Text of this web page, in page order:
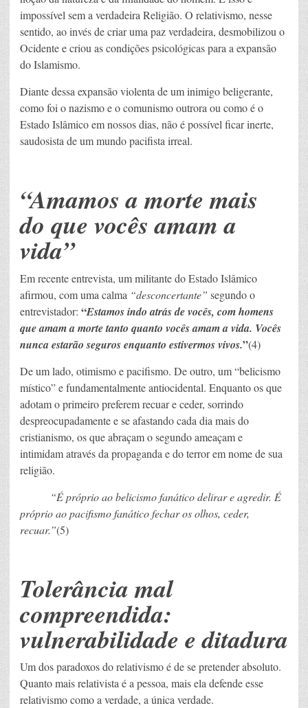
impossível sem a verdadeira Religião. O relativismo, nesse
sentido, ao invés de criar uma paz verdadeira, desmobilizou o
Ocidente e criou as condições psicológicas para a expansão
do Islamismo.
Diante dessa expansão violenta de um inimigo beligerante,
como foi o nazismo e o comunismo outrora ou como é o
Estado Islâmico em nossos dias, não é possível ficar inerte,
saudosista de um mundo pacifista irreal.
“Amamos a morte mais
do que vocês amam a
vida”
Em recente entrevista, um militante do Estado Islâmico
afirmou, com uma calma “desconcertante” segundo o
entrevistador: “Estamos indo atrás de vocês, com homens
que amam a morte tanto quanto vocês amam a vida. Vocês
nunca estarão seguros enquanto estivermos vivos.”(4)
De um lado, otimismo e pacifismo. De outro, um “belicismo
místico” e fundamentalmente antiocidental. Enquanto os que
adotam o primeiro preferem recuar e ceder, sorrindo
despreocupadamente e se afastando cada dia mais do
cristianismo, os que abraçam o segundo ameaçam e
intimidam através da propaganda e do terror em nome de sua
religião.
“É próprio ao belicismo fanático delirar e agredir. É
próprio ao pacifismo fanático fechar os olhos, ceder,
recuar.”(5)
Tolerância mal
compreendida:
vulnerabilidade e ditadura
Um dos paradoxos do relativismo é de se pretender absoluto.
Quanto mais relativista é a pessoa, mais ela defende esse
relativismo como a verdade, a única verdade.